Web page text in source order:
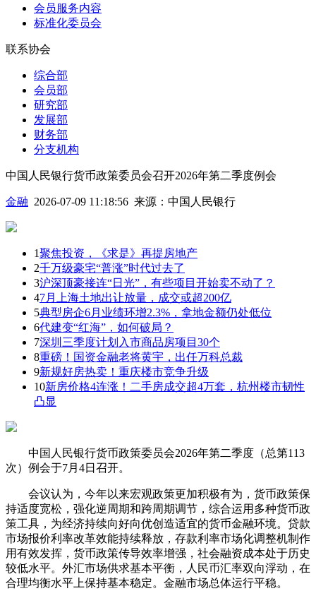
会员服务内容
标准化委员会
联系协会
综合部
会员部
研究部
发展部
财务部
分支机构
中国人民银行货币政策委员会召开2026年第二季度例会
金融 2026-07-09 11:18:56 来源： 中国人民银行
1聚焦投资，《求是》再提房地产
2千万级豪宅“普涨”时代过去了
3沪深顶豪接连“日光”，有些项目开始卖不动了？
47月上海土地出让放量，成交或超200亿
5典型房企6月业绩环增2.3%，拿地金额仍处低位
6代建变“红海”，如何破局？
7深圳三季度计划入市商品房项目30个
8重磅！国资金融老将黄宇，出任万科总裁
9新规好房热卖！重庆楼市竞争升级
10新房价格4连涨！二手房成交超4万套，杭州楼市韧性
凸显
中国人民银行货币政策委员会2026年第二季度（总第113
次）例会于7月4日召开。
会议认为，今年以来宏观政策更加积极有为，货币政策保
持适度宽松，强化逆周期和跨周期调节，综合运用多种货币政
策工具，为经济持续向好向优创造适宜的货币金融环境。贷款
市场报价利率改革效能持续释放，存款利率市场化调整机制作
用有效发挥，货币政策传导效率增强，社会融资成本处于历史
较低水平。外汇市场供求基本平衡，人民币汇率双向浮动，在
合理均衡水平上保持基本稳定。金融市场总体运行平稳。